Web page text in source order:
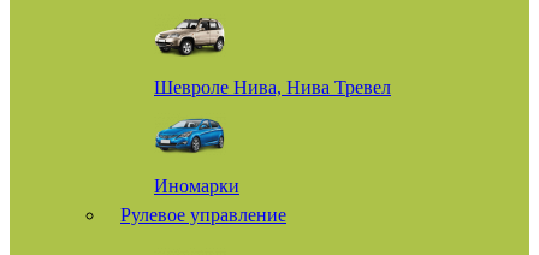
Шевроле Нива, Нива Тревел
Иномарки
Рулевое управление